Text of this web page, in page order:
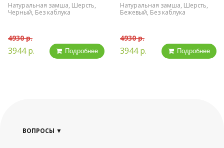
Натуральная замша, Шерсть,
Черный, Без каблука
4930 р.
3944 р. Подробнее
Натуральная замша, Шерсть,
Бежевый, Без каблука
4930 р.
3944 р. Подробнее
ВОПРОСЫ